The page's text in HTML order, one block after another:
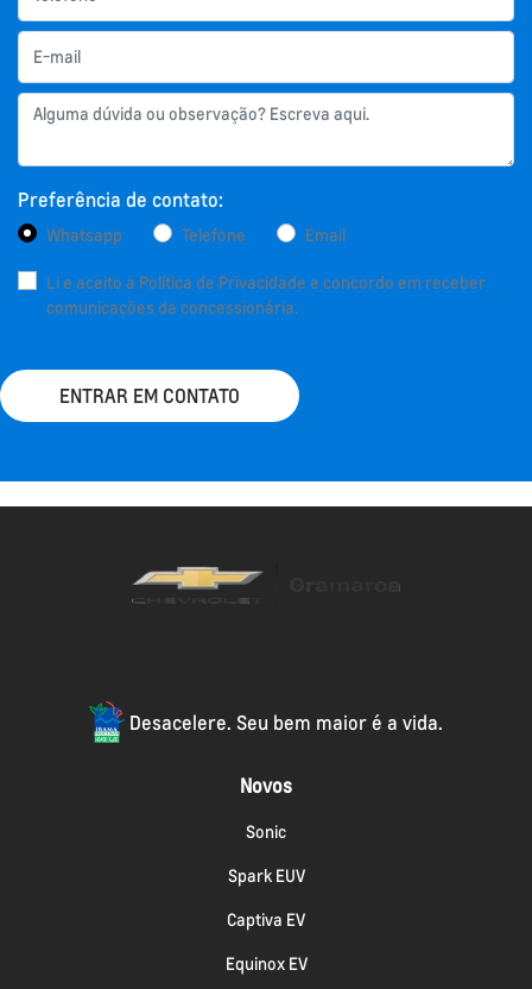
Preferência de contato:
Whatsapp Telefone Email
Li e aceito a Política de Privacidade e concordo em receber
comunicações da concessionária.
ENTRAR EM CONTATO
Desacelere. Seu bem maior é a vida.
Novos
Sonic
Spark EUV
Captiva EV
Equinox EV